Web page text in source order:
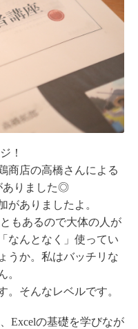
！
商店の高橋さんによる
ありました◎
がありましたよ。
もあるので大体の人が
なんとなく」使ってい
うか。私はバッチリな
。
。そんなレベルです。
Excelの基礎を学びなが